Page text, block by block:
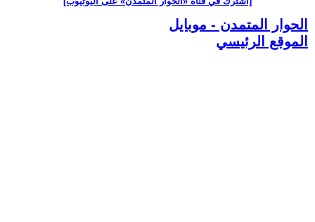
الحوار المتمدن - موبايل
الموقع الرئيسي